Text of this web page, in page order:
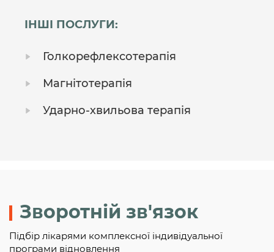
ІНШІ ПОСЛУГИ:
Голкорефлексотерапія
Магнітотерапія
Ударно-хвильова терапія
Зворотній зв'язок
Підбір лікарями комплексної індивідуальної
програми відновлення